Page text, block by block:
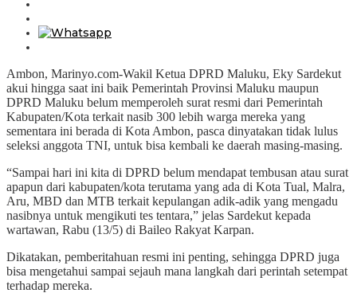
Ambon, Marinyo.com-Wakil Ketua DPRD Maluku, Eky Sardekut
akui hingga saat ini baik Pemerintah Provinsi Maluku maupun
DPRD Maluku belum memperoleh surat resmi dari Pemerintah
Kabupaten/Kota terkait nasib 300 lebih warga mereka yang
sementara ini berada di Kota Ambon, pasca dinyatakan tidak lulus
seleksi anggota TNI, untuk bisa kembali ke daerah masing-masing.
“Sampai hari ini kita di DPRD belum mendapat tembusan atau surat
apapun dari kabupaten/kota terutama yang ada di Kota Tual, Malra,
Aru, MBD dan MTB terkait kepulangan adik-adik yang mengadu
nasibnya untuk mengikuti tes tentara,” jelas Sardekut kepada
wartawan, Rabu (13/5) di Baileo Rakyat Karpan.
Dikatakan, pemberitahuan resmi ini penting, sehingga DPRD juga
bisa mengetahui sampai sejauh mana langkah dari perintah setempat
terhadap mereka.